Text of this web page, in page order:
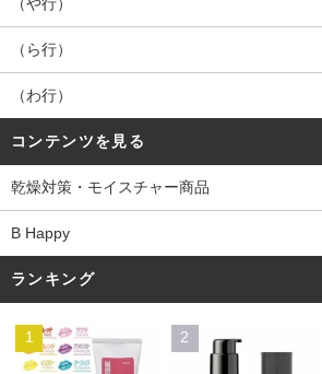
（ら行）
（わ行）
コンテンツを見る
乾燥対策・モイスチャー商品
B Happy
ランキング
1 2